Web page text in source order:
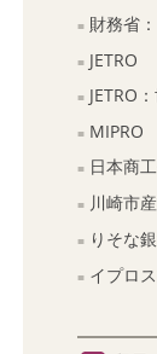
財務省
JETRO
JETRO
MIPRO
日本商
川崎市
りそな
イプロ